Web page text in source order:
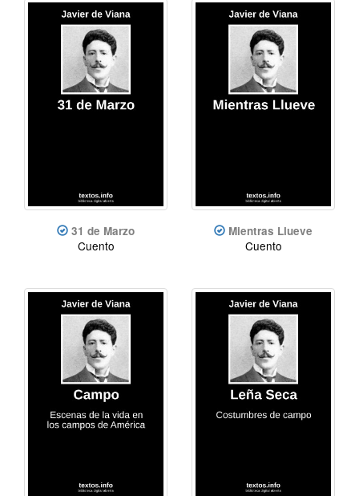
31 de Marzo
Cuento
Mientras Llueve
Cuento